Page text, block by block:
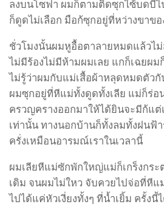
ลงบนโซฟา ผมก็ตามติดซุกไซ้บดบี้ไ
ก็ดูดไม่เลือก มือก้ซุกอยู่ที่หว่างขาข
ชั่วโมงนั้นผมหูอื้อตาลายหมดแล้วไม่
ไม่มีร้องไม่มีห้ามผมเลย แกก็เฉยผม
ไม่รู้ว่าผมกับแม่เสื้อผ้าหลุดหมดตัวกั
ผมซุกอยู่ที่หีแม่ทั้งดูดทั้งเลีย แม่ก็ร่อ
ครวญครางออกมาให้ได้ยินจะมีก้แต่
เท่านั้น ทางนอกบ้านก็ทั้งลมทั้งฝนฟ้
ครั่งเหมือนอารมณ์เราในเวลานี้
ผมเลียหีแม่ซักพักใหญ่แม่ก็เกร็งกระ
เดิม จนผมไม่ใหว จับควยไปจ่อที่หีแ
ไปได้แค่หัวเงี่ยงทั้งๆ ที่น้ำเยิ้ม ครั้งนี้